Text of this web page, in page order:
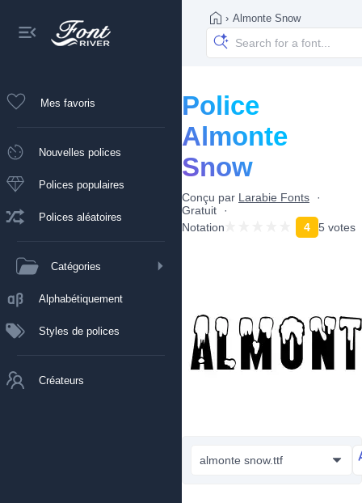
Mes favoris
Nouvelles polices
Polices populaires
Polices aléatoires
Catégories
Alphabétiquement
Styles de polices
Créateurs
› Almonte Snow
Police
Almonte
Snow
Conçu par Larabie Fonts
Gratuit
Notation
4 5 votes
almonte snow.ttf